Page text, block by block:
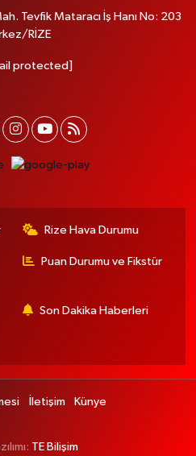
Tevfik Mataracı İş Hanı No: 203
RİZE
protected]
Rize Hava Durumu
Puan Durumu ve Fikstür
Son Dakika Haberleri
İletişim Künye
TE Bilişim